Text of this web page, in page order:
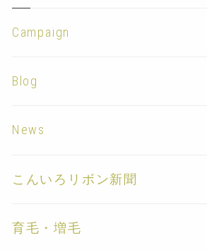
Campaign
Blog
News
こんいろリボン新聞
育毛・増毛